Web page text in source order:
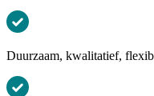
Duurzaam, kwalitatief,